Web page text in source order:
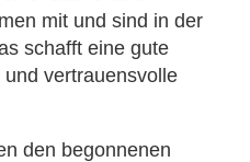
mit und sind in der
schafft eine gute
vertrauensvolle
den begonnenen